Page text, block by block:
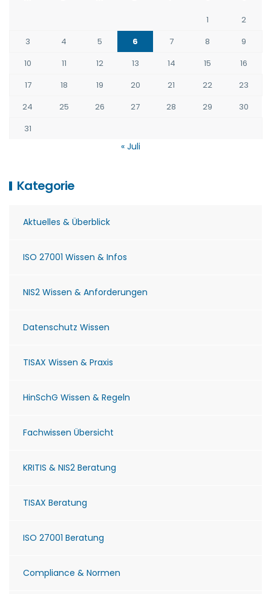
1
2
3
4 5 6 7 8
9
10
11 12 13 14 15
16
17
18 19 20 21 22
23
24
25 26 27 28 29
30
31
« Juli
Kategorie
Aktuelles & Überblick
ISO 27001 Wissen & Infos
NIS2 Wissen & Anforderungen
Datenschutz Wissen
TISAX Wissen & Praxis
HinSchG Wissen & Regeln
Fachwissen Übersicht
KRITIS & NIS2 Beratung
TISAX Beratung
ISO 27001 Beratung
Compliance & Normen